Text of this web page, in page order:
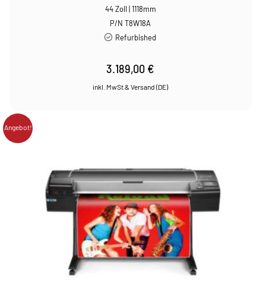
44 Zoll | 1118mm
P/N T8W18A
Refurbished
3.189,00 €
Angebot!